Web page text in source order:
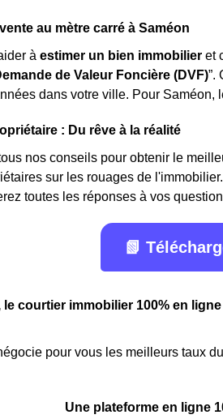
au mètre carré à Saméon
à estimer un bien immobilier et
de Valeur Foncière (DVF)”.
dans votre ville. Pour Saméon,
: Du rêve à la réalité
nos conseils pour obtenir le
sur les rouages de
toutes les réponses à vos
📗
le courtier immobilier 100% en ligne
pour vous les meilleurs taux
Une plateforme en ligne